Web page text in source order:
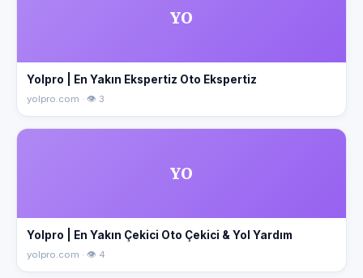
YO
Yolpro | En Yakın Ekspertiz Oto Ekspertiz
yolpro.com · 👁 3
YO
Yolpro | En Yakın Çekici Oto Çekici & Yol Yardım
yolpro.com · 👁 4